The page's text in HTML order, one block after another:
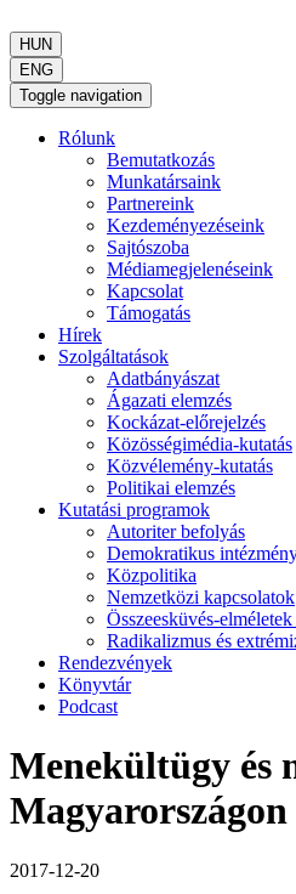
HUN
ENG
Toggle navigation
Rólunk
Bemutatkozás
Munkatársaink
Partnereink
Kezdeményezéseink
Sajtószoba
Médiamegjelenéseink
Kapcsolat
Támogatás
Hírek
Szolgáltatások
Adatbányászat
Ágazati elemzés
Kockázat-előrejelzés
Közösségimédia-kutatás
Közvélemény-kutatás
Politikai elemzés
Kutatási programok
Autoriter befolyás
Demokratikus
Közpolitika
Nemzetközi kapcsolatok
Összeesküvés-
Radikalizmus és
Rendezvények
Könyvtár
Podcast
Menekültügy és
Magyarországon
2017-12-20